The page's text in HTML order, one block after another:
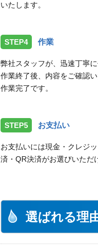
いたします。
STEP4 作業
弊社スタッフが、迅速丁寧に
作業終了後、内容をご確認
作業完了です。
STEP5 お支払い
お支払いには現金・クレジ
済・QR決済がお選びいただ
選ばれる理